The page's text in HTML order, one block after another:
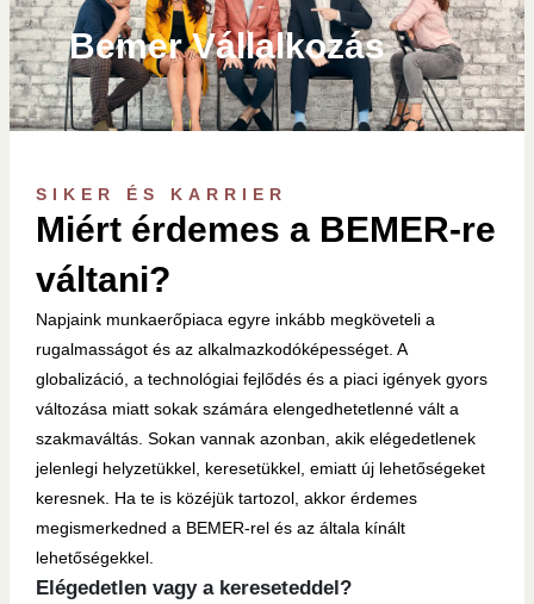
Bemer Vállalkozás
SIKER ÉS KARRIER
Miért érdemes a BEMER-re
váltani?
Napjaink munkaerőpiaca egyre inkább megköveteli a
rugalmasságot és az alkalmazkodóképességet. A
globalizáció, a technológiai fejlődés és a piaci igények gyors
változása miatt sokak számára elengedhetetlenné vált a
szakmaváltás. Sokan vannak azonban, akik elégedetlenek
jelenlegi helyzetükkel, keresetükkel, emiatt új lehetőségeket
keresnek. Ha te is közéjük tartozol, akkor érdemes
megismerkedned a BEMER-rel és az általa kínált
lehetőségekkel.
Elégedetlen vagy a kereseteddel?